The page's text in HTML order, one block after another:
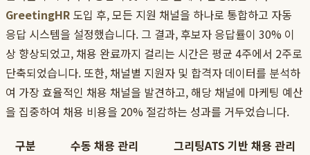
GreetingHR 도입 후, 모든 지원 채널을 하나로 통합하고 자동
응답 시스템을 설정했습니다. 그 결과, 후보자 응답률이 30% 이
상 향상되었고, 채용 완료까지 걸리는 시간은 평균 4주에서 2주로
단축되었습니다. 또한, 채널별 지원자 및 합격자 데이터를 분석하
여 가장 효율적인 채용 채널을 발견하고, 해당 채널에 마케팅 예산
을 집중하여 채용 비용을 20% 절감하는 성과를 거두었습니다.
구분 수동 채용 관리
그리팅ATS 기반 채용 관리